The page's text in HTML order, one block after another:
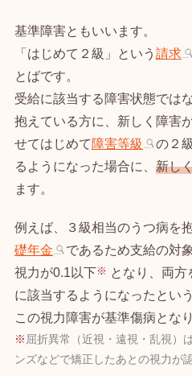
基準障害ともいいます。
「はじめて２級」という 請求
とばです。
受給に該当する障害状態では
抱えている方に、新しく障害
せてはじめて障害等級
の２
るようになった場合に、 新し
ます。
例えば、３級相当のうつ病を
礎年金
であるため支給の対
視力が0.1以下
となり、両方
に該当するようになったとい
この視力障害が基準傷病となり
屈折異常（近視・遠視・乱視）
ンズなどで矯正したあとの視力が